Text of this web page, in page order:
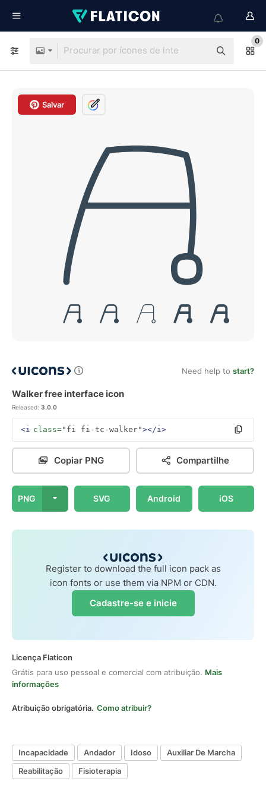
0
Salvar
Need help to start?
Walker free interface icon
Released: 3.0.0
<i class="fi fi-tc-walker"></i>
Copiar PNG Compartilhe
PNG SVG Android iOS
Register to download the full icon pack as
icon fonts or use them via NPM or CDN.
Cadastre-se e inicie
Licença Flaticon
Grátis para uso pessoal e comercial com atribuição. Mais
informações
Atribuição obrigatória. Como atribuir?
Incapacidade Andador Idoso
Auxiliar De Marcha
Reabilitação
Fisioterapia